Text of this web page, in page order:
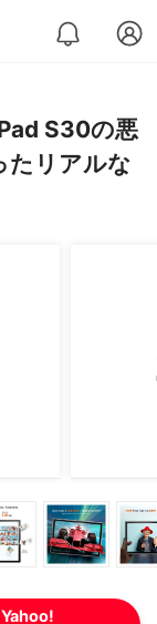
S30の悪
たリアルな
Yahoo!